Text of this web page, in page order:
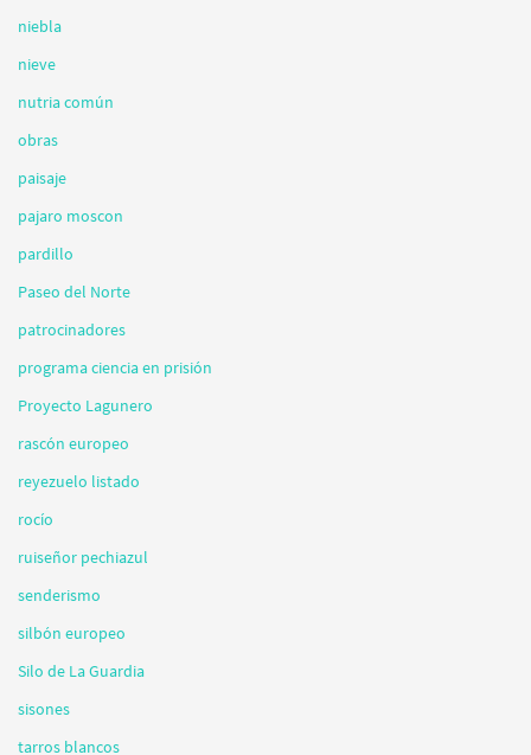
niebla
nieve
nutria común
obras
paisaje
pajaro moscon
pardillo
Paseo del Norte
patrocinadores
programa ciencia en prisión
Proyecto Lagunero
rascón europeo
reyezuelo listado
rocío
ruiseñor pechiazul
senderismo
silbón europeo
Silo de La Guardia
sisones
tarros blancos